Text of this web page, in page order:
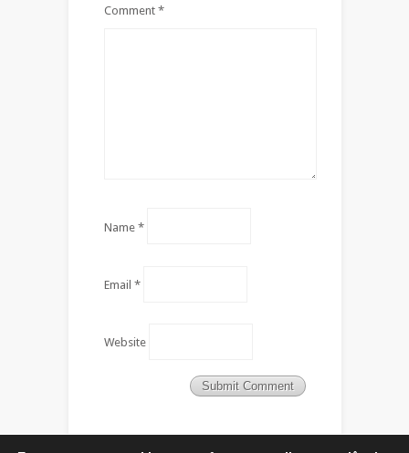
Comment *
Name *
Email *
Website